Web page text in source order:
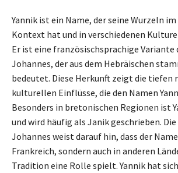
Yannik ist ein Name, der seine Wurzeln
Kontext hat und in verschiedenen
Er ist eine französischsprachige Variante
Johannes, der aus dem Hebräischen
bedeutet. Diese Herkunft zeigt die tiefen
kulturellen Einflüsse, die den Namen
Besonders in bretonischen Regionen ist
und wird häufig als Janik geschrieben.
Johannes weist darauf hin, dass der
Frankreich, sondern auch in anderen
Tradition eine Rolle spielt. Yannik hat